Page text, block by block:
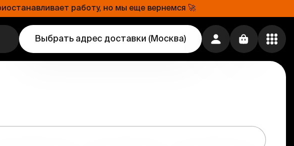
работу, но мы еще вернемся 🚀
Выбрать адрес доставки (Москва)